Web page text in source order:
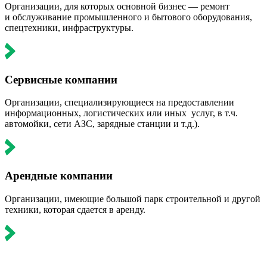
Организации, для которых основной бизнес — ремонт
и обслуживание промышленного и бытового оборудования,
спецтехники, инфраструктуры.
Сервисные компании
Организации, специализирующиеся на предоставлении
информационных, логистических или иных услуг, в т.ч.
автомойки, сети АЗС, зарядные станции и т.д.).
Арендные компании
Организации, имеющие большой парк строительной и другой
техники, которая сдается в аренду.